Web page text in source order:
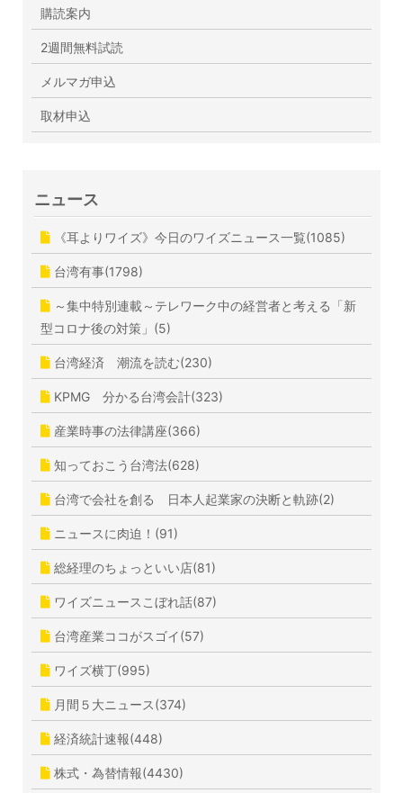
購読案内
2週間無料試読
メルマガ申込
取材申込
ニュース
《耳よりワイズ》今日のワイズニュース一覧(1085)
台湾有事(1798)
～集中特別連載～テレワーク中の経営者と考える「新
型コロナ後の対策」(5)
台湾経済 潮流を読む(230)
KPMG 分かる台湾会計(323)
産業時事の法律講座(366)
知っておこう台湾法(628)
台湾で会社を創る 日本人起業家の決断と軌跡(2)
ニュースに肉迫！(91)
総経理のちょっといい店(81)
ワイズニュースこぼれ話(87)
台湾産業ココがスゴイ(57)
ワイズ横丁(995)
月間５大ニュース(374)
経済統計速報(448)
株式・為替情報(4430)